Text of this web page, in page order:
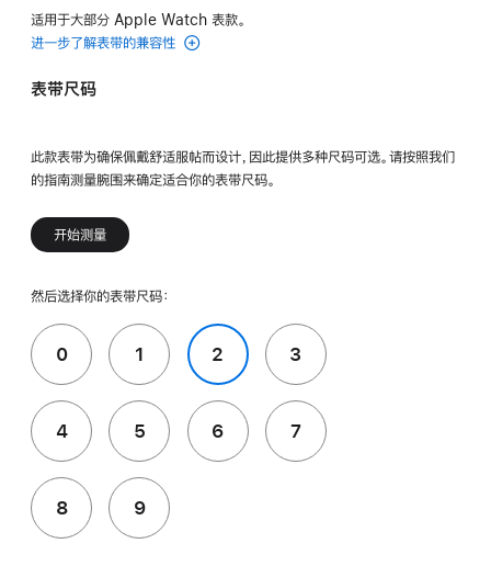
适用于大部分 Apple Watch 表款。
进一步了解表带的兼容性
表带尺码
此款表带为确保佩戴舒适服帖而设计，因此提供多种尺码可选。请按照我们
的指南测量腕围来确定适合你的表带尺码。
开始测量
然后选择你的表带尺码：
0 1 2 3
4 5 6 7
8 9